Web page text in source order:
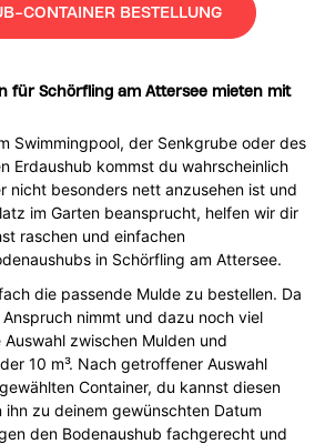
CONTAINER BESTELLUNG
für Schörfling am Attersee mieten mit
Swimmingpool, der Senkgrube oder des
Erdaushub kommst du wahrscheinlich
nicht besonders nett anzusehen ist und
im Garten beansprucht, helfen wir dir
raschen und einfachen
in Schörfling am Attersee.
die passende Mulde zu bestellen. Da
nimmt und dazu noch viel
zwischen Mulden und
10 m³. Nach getroffener Auswahl
Container, du kannst diesen
ihn zu deinem gewünschten Datum
den Bodenaushub fachgerecht und